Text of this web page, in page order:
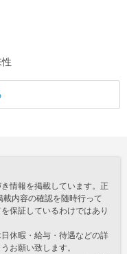
情報を掲載しています。正
内容の確認を随時行って
保証しているわけではあり
休暇・給与・待遇などの詳
お願い致します。